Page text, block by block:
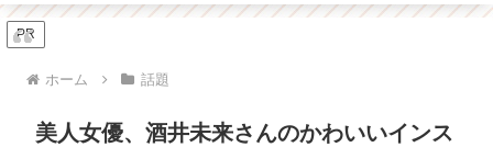
PR
ホーム 話題
美人女優、酒井未来さんのかわいいインス